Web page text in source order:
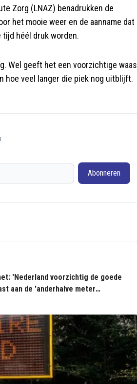
Zorg (LNAZ) benadrukken de
het mooie weer en de aanname dat
héél druk worden.
Wel geeft het een voorzichtige waas
hoe veel langer die piek nog uitblijft.
Abonneren
'Nederland voorzichtig de goede
aan de 'anderhalve meter